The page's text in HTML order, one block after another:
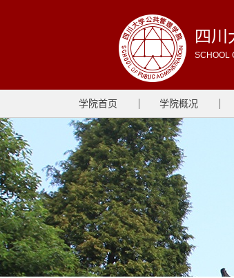
四川
SCHOOL
学院首页 学院概况